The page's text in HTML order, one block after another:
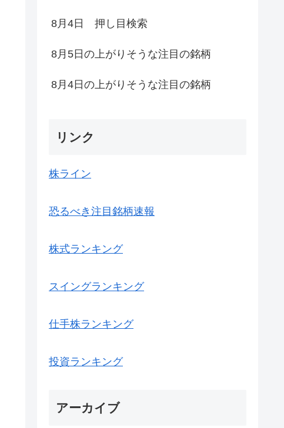
8月4日 押し目検索
8月5日の上がりそうな注目の銘柄
8月4日の上がりそうな注目の銘柄
リンク
株ライン
恐るべき注目銘柄速報
株式ランキング
スイングランキング
仕手株ランキング
投資ランキング
アーカイブ